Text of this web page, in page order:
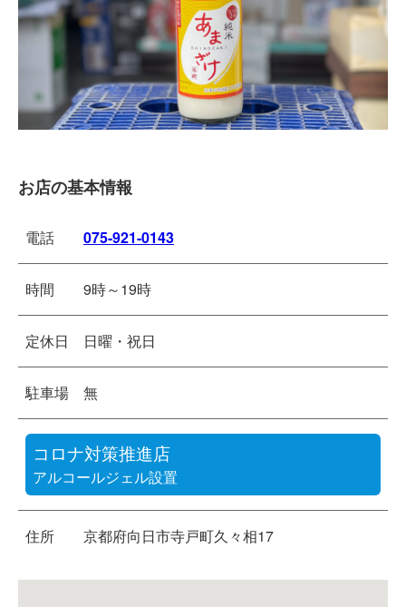
お店の基本情報
電話 075-921-0143
時間 9時～19時
定休日 日曜・祝日
駐車場 無
コロナ対策推進店
アルコールジェル設置
住所 京都府向日市寺戸町久々相17